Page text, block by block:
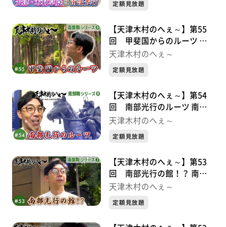
定額見放題
【天津木村のへぇ～】第55
回 甲斐国からのルーツ 南
部駒シリーズ⑨
天津木村のへぇ～
定額見放題
【天津木村のへぇ～】第54
回 南部光行のルーツ 南部
駒シリーズ➇
天津木村のへぇ～
定額見放題
【天津木村のへぇ～】第53
回 南部光行の館！？ 南部
駒シリーズ⑦
天津木村のへぇ～
定額見放題